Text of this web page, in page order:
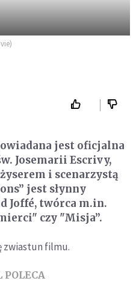
jest oficjalna
Josemarii Escrivy,
i scenarzystą
jest słynny
Joffé, twórca m.in.
czy "Misja”.
zwiastun filmu.
POLECA